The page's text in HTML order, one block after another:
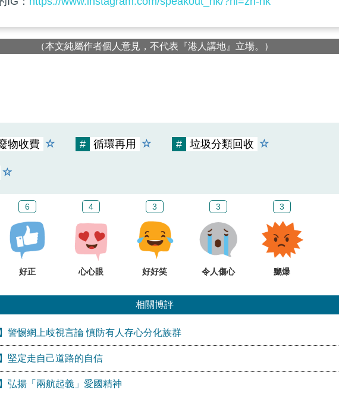
（本文純屬作者個人意見，不代表『港人講地』立場。）
物收費 # 循環再用 # 垃圾分類回收
6
好正
4
心心眼
3
好好笑
3
令人傷心
3
嬲爆
相關博評
警惕網上歧視言論 慎防有人存心分化族群
堅定走自己道路的自信
弘揚「兩航起義」愛國精神